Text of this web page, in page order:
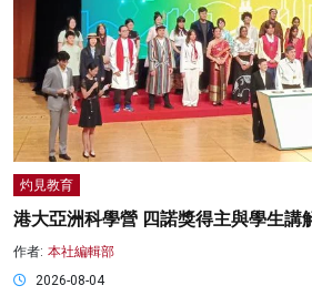
灼見教育
港大亞洲科學營 四諾獎得主與學生講
作者: 本社編輯部
2026-08-04